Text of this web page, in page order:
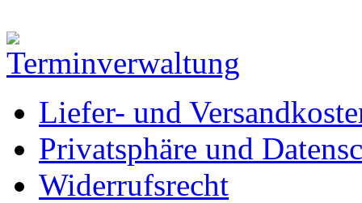
Liefer- und
Privatsphäre und
Widerrufsrecht